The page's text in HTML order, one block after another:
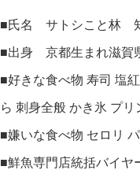
■氏名 サトシこと林
■出身 京都生まれ滋賀
■好きな食べ物 寿司 塩
ら 刺身全般 かき氷 プリ
■嫌いな食べ物 セロリ
■鮮魚専門店統括バイヤ